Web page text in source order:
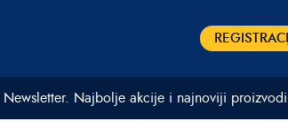
Newsletter. Najbolje akcije i najnoviji